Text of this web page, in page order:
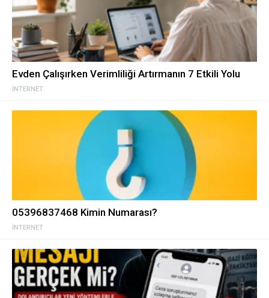
İNTERNET
Evden Çalışırken Verimliliği Artırmanın 7 Etkili Yolu
İNTERNET
05396837468 Kimin Numarası?